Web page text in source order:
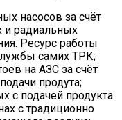
насосов за счёт
и радиальных
Ресурс работы
самих ТРК;
на АЗС за счёт
продута;
с подачей продукта
с традиционно